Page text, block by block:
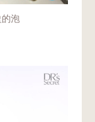
的泡